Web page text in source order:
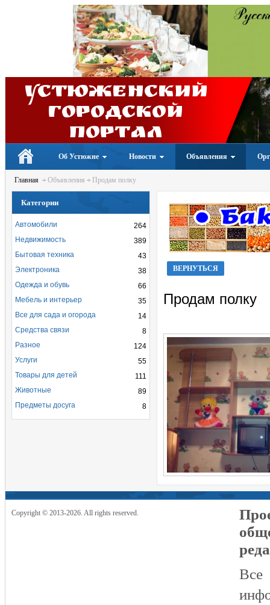
Устюженский
Городской
портал
Об Устюжне Новости Объявления
Главная Объявления Продам полку
ВЕРНУТЬСЯ
Продам полку
Категории
264
Автомобили
389
Недвижимость
43
Бытовая техника
38
Электроника
66
Одежда и обувь
35
Мебель и интерьер
14
Все для сада и огорода
8
Средства связи
124
Разное
55
Услуги
111
Товары для детей
89
Животные
8
Предметы досуга
Copyright © 2013-2026. All rights reserved.